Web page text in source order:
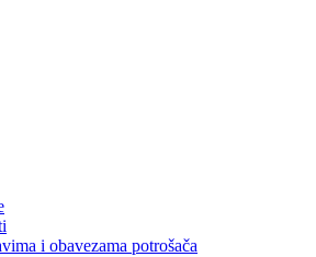
i obavezama potrošača